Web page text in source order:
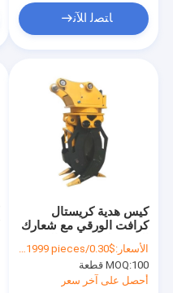
ﺎﺘﺼﻟ ﺍﻶﻧ
كيس هدية كريستال
كرافت الورقي مع شعارك
الخاص لحفلة عيد الميلاد
الزخرفية
الأسعار:$0.30/pieces 100-1999 pieces
MOQ:100 قطعة
أحصل على آخر سعر